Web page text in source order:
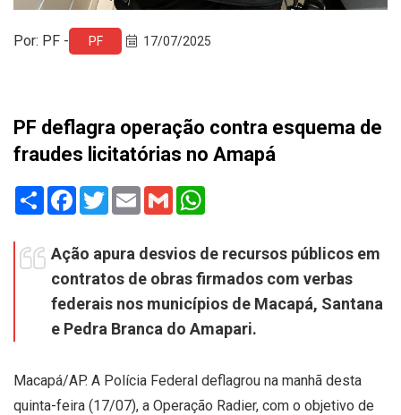
Por: PF - PF 17/07/2025
PF deflagra operação contra esquema de
fraudes licitatórias no Amapá
Share Facebook
TwitterEmail Gmail
Ação apura desvios de recursos públicos em
contratos de obras firmados com verbas
federais nos municípios de Macapá, Santana
e Pedra Branca do Amapari.
Macapá/AP. A Polícia Federal deflagrou na manhã desta
quinta-feira (17/07), a Operação Radier, com o objetivo de